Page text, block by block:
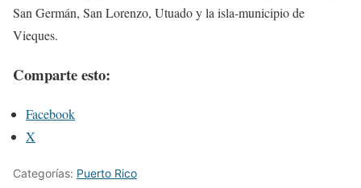
San Germán, San Lorenzo, Utuado y la isla-municipio de
Vieques.
Comparte esto:
Facebook
X
Categorías: Puerto Rico